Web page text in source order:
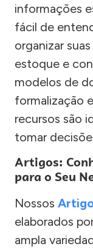
informações
fácil de
organizar
estoque e
modelos de
formalização
recursos são
tomar
Artigos:
para o Seu
Nossos
elaborados
ampla